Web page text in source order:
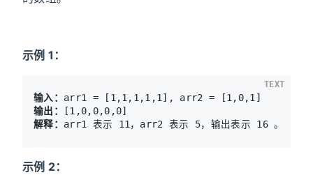
示例 1：
输入：
输出：
解释：
TEXT
示例 2：